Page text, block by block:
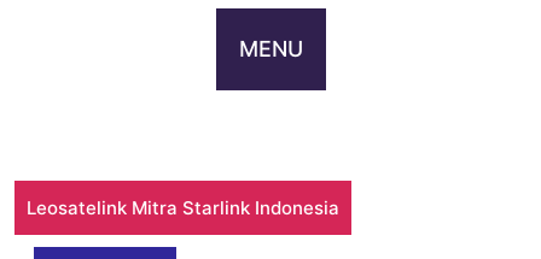
MENU
Leosatelink Mitra Starlink Indonesia